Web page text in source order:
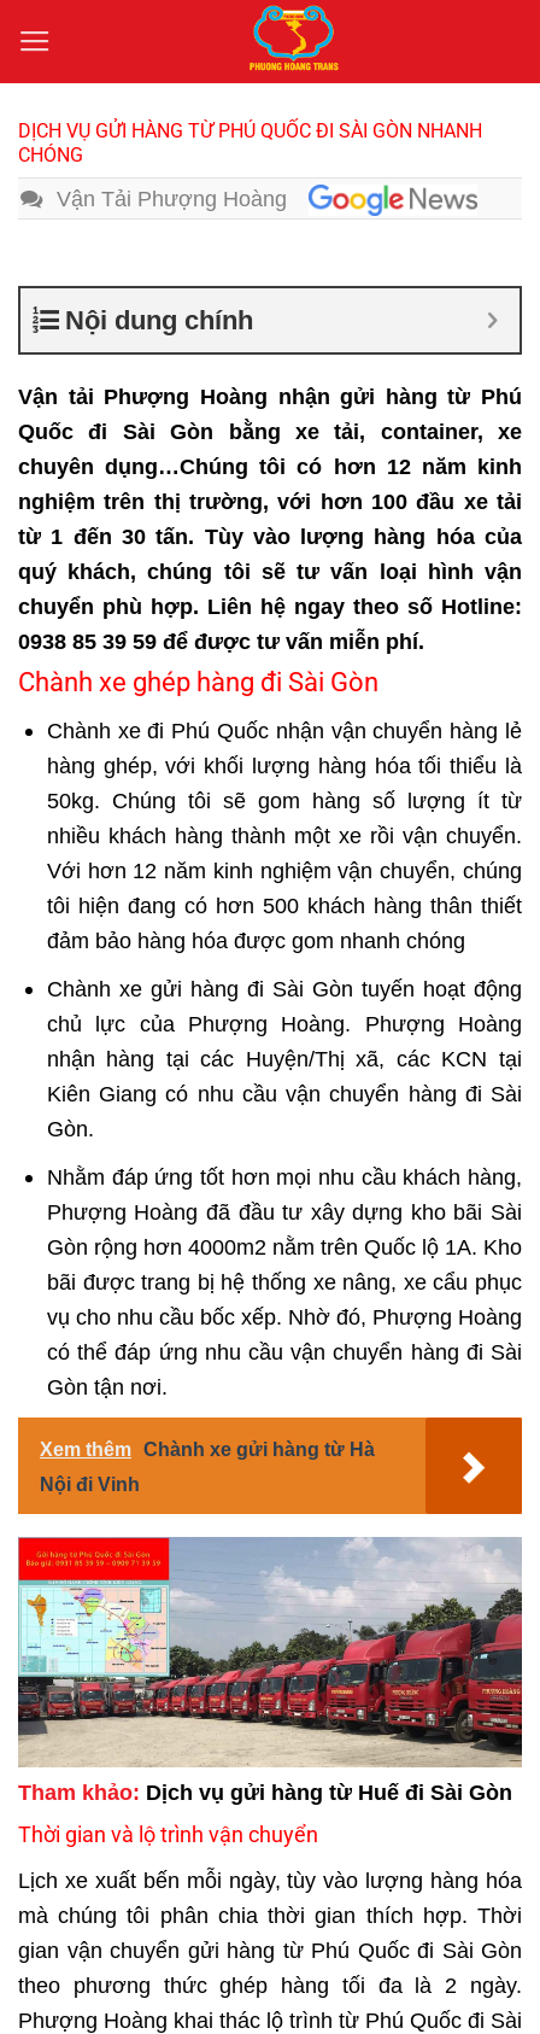
qua
nội
dung
DỊCH VỤ GỬI HÀNG TỪ PHÚ QUỐC ĐI SÀI GÒN NHANH
CHÓNG
Vận Tải Phượng Hoàng
Nội dung chính
Vận tải Phượng Hoàng nhận gửi hàng từ Phú
Quốc đi Sài Gòn bằng xe tải, container, xe
chuyên dụng…Chúng tôi có hơn 12 năm kinh
nghiệm trên thị trường, với hơn 100 đầu xe tải
từ 1 đến 30 tấn. Tùy vào lượng hàng hóa của
quý khách, chúng tôi sẽ tư vấn loại hình vận
chuyển phù hợp. Liên hệ ngay theo số Hotline:
0938 85 39 59 để được tư vấn miễn phí.
Chành xe ghép hàng đi Sài Gòn
Chành xe đi Phú Quốc nhận vận chuyển hàng lẻ
hàng ghép, với khối lượng hàng hóa tối thiểu là
50kg. Chúng tôi sẽ gom hàng số lượng ít từ
nhiều khách hàng thành một xe rồi vận chuyển.
Với hơn 12 năm kinh nghiệm vận chuyển, chúng
tôi hiện đang có hơn 500 khách hàng thân thiết
đảm bảo hàng hóa được gom nhanh chóng
Chành xe gửi hàng đi Sài Gòn tuyến hoạt động
chủ lực của Phượng Hoàng. Phượng Hoàng
nhận hàng tại các Huyện/Thị xã, các KCN tại
Kiên Giang có nhu cầu vận chuyển hàng đi Sài
Gòn.
Nhằm đáp ứng tốt hơn mọi nhu cầu khách hàng,
Phượng Hoàng đã đầu tư xây dựng kho bãi Sài
Gòn rộng hơn 4000m2 nằm trên Quốc lộ 1A. Kho
bãi được trang bị hệ thống xe nâng, xe cẩu phục
vụ cho nhu cầu bốc xếp. Nhờ đó, Phượng Hoàng
có thể đáp ứng nhu cầu vận chuyển hàng đi Sài
Gòn tận nơi.
Xem thêm Chành xe gửi hàng từ Hà
Nội đi Vinh
Tham khảo: Dịch vụ gửi hàng từ Huế đi Sài Gòn
Thời gian và lộ trình vận chuyển
Lịch xe xuất bến mỗi ngày, tùy vào lượng hàng hóa
mà chúng tôi phân chia thời gian thích hợp. Thời
gian vận chuyển gửi hàng từ Phú Quốc đi Sài Gòn
theo phương thức ghép hàng tối đa là 2 ngày.
Phượng Hoàng khai thác lộ trình từ Phú Quốc đi Sài